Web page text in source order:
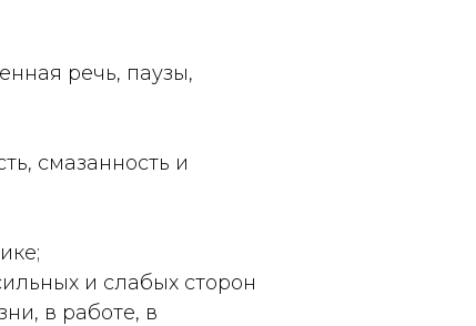
речь, паузы,
смазанность и
и слабых сторон
в работе, в